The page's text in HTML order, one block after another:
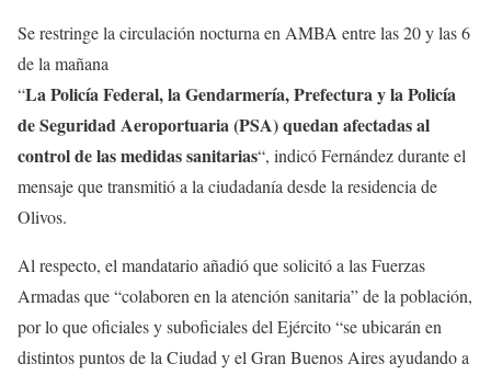
Se restringe la circulación nocturna en AMBA entre las 20 y las 6
de la mañana
“La Policía Federal, la Gendarmería, Prefectura y la Policía
de Seguridad Aeroportuaria (PSA) quedan afectadas al
control de las medidas sanitarias“, indicó Fernández durante el
mensaje que transmitió a la ciudadanía desde la residencia de
Olivos.
Al respecto, el mandatario añadió que solicitó a las Fuerzas
Armadas que “colaboren en la atención sanitaria” de la población,
por lo que oficiales y suboficiales del Ejército “se ubicarán en
distintos puntos de la Ciudad y el Gran Buenos Aires ayudando a